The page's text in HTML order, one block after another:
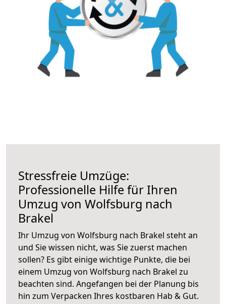
Stressfreie Umzüge:
Professionelle Hilfe für Ihren
Umzug von Wolfsburg nach
Brakel
Ihr Umzug von Wolfsburg nach Brakel steht an
und Sie wissen nicht, was Sie zuerst machen
sollen? Es gibt einige wichtige Punkte, die bei
einem Umzug von Wolfsburg nach Brakel zu
beachten sind. Angefangen bei der Planung bis
hin zum Verpacken Ihres kostbaren Hab & Gut.